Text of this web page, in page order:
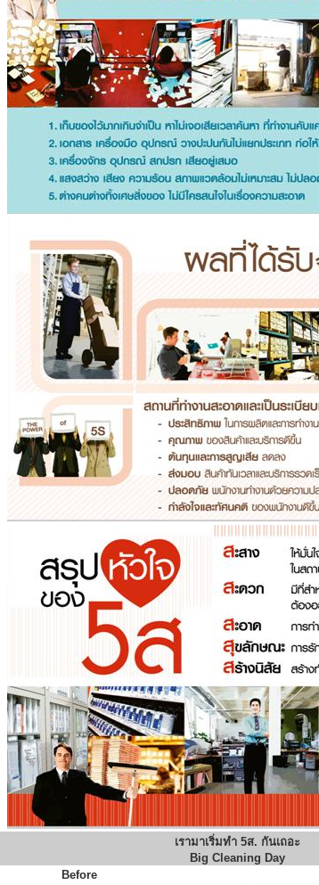
เรามาเริ่มทำ 5ส. กันเถอะ
Big Cleaning Day
Before